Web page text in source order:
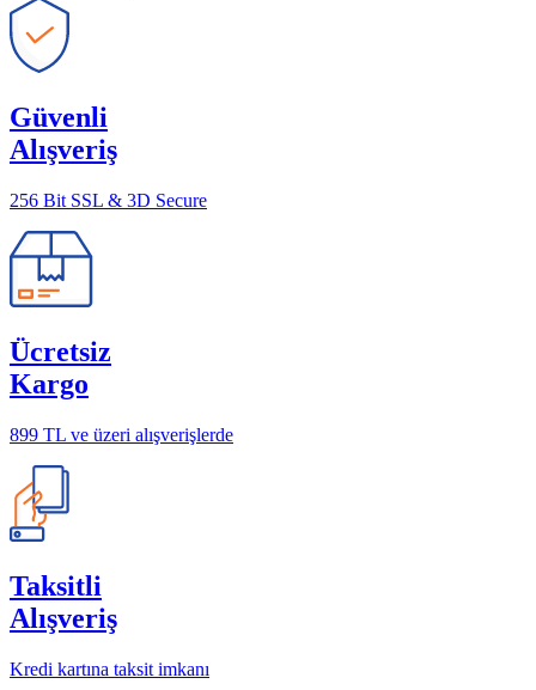
Güvenli
Alışveriş
256 Bit SSL & 3D Secure
Ücretsiz
Kargo
899 TL ve üzeri alışverişlerde
Taksitli
Alışveriş
Kredi kartına taksit imkanı